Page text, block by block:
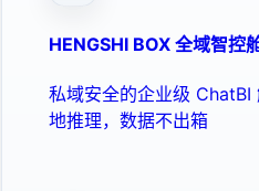
HENGSHI BOX 全域智控
私域安全的企业级
地推理，数据不出箱